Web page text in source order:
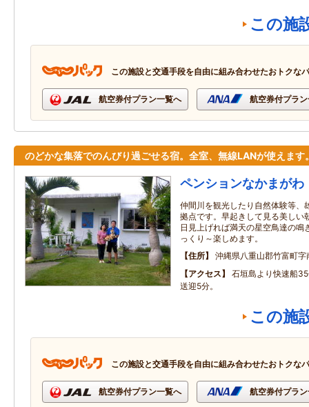
この施
この施設と交通手段を自由に組み合わせたおトクな
航空券付プラン一覧へ 航空券付プラ
のどかな集落でのんびり過ごせる宿。全室、無線LANが使えます
ペンションなかまがわ
仲間川を観光したり自然体験等、
拠点です。早起きして見る美しい
日見上げれば満天の星空鳥達の鳴
っくり～楽しめます。
住所
沖縄県八重山郡竹富町字
アクセス
石垣島より快速船
送迎5分。
この施
この施設と交通手段を自由に組み合わせたおトクな
航空券付プラン一覧へ 航空券付プラ